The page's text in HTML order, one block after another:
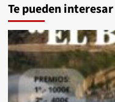
Te pueden interesar